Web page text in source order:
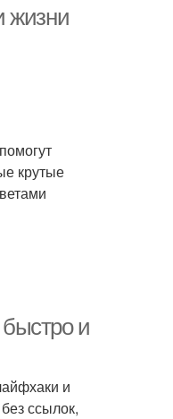
жизни
крутые
и
и
ссылок,